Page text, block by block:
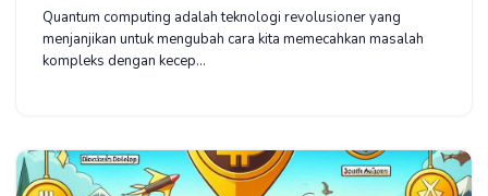
Quantum computing adalah teknologi revolusioner yang
menjanjikan untuk mengubah cara kita memecahkan masalah
kompleks dengan kecep...